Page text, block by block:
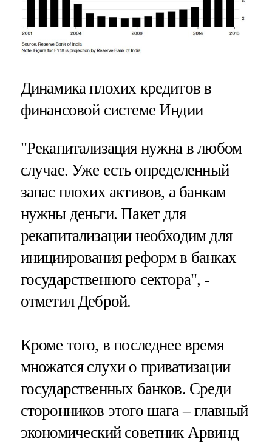
Динамика плохих кредитов в
финансовой системе Индии
"Рекапитализация нужна в любом
случае. Уже есть определенный
запас плохих активов, а банкам
нужны деньги. Пакет для
рекапитализации необходим для
инициирования реформ в банках
государственного сектора", -
отметил Деброй.
Кроме того, в последнее время
множатся слухи о приватизации
государственных банков. Среди
сторонников этого шага – главный
экономический советник Арвинд